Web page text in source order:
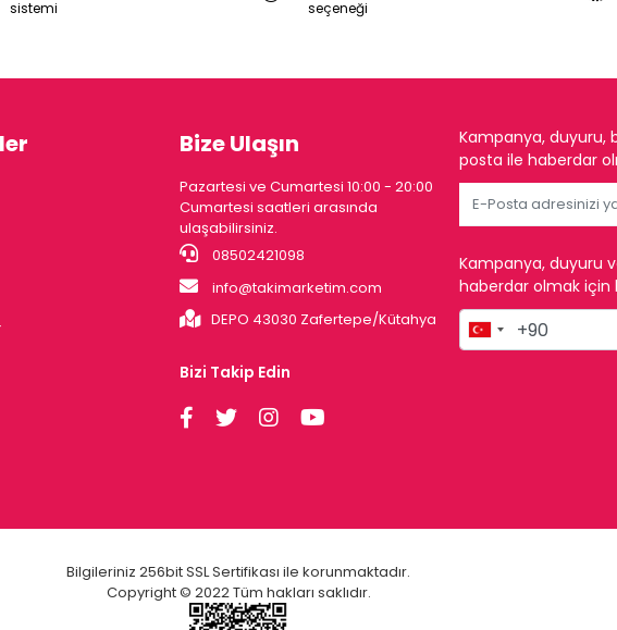
sistemi
seçeneği
Bize Ulaşın
Pazartesi ve Cumartesi 10:00 - 20:00
Cumartesi saatleri arasında
ulaşabilirsiniz.
08502421098
info@takimarketim.com
DEPO 43030 Zafertepe/Kütahya
Bizi Takip Edin
Kampanya, duyuru,
posta ile haberdar
Kampanya, duyuru
haberdar olmak için
Bilgileriniz 256bit SSL Sertifikası ile korunmaktadır.
Copyright © 2022 Tüm hakları saklıdır.